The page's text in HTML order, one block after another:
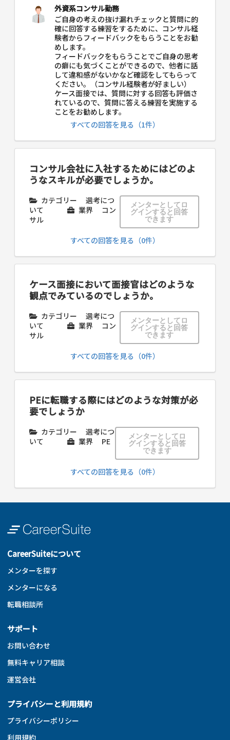
外資系コンサル勤務
ご自身の考えの抜け漏れチェックと質問に的
確に回答する練習をするために、コンサル経
験者からフィードバックをもらうことをお勧
めします。
フィードバックをもらうことでご自身の思考
の癖にも気づくことができるので、他者に話
して違和感がないかなど確認をしてもらって
ください。（コンサル経験者が好ましい）
ケース面接では、質問に対する回答も評価さ
れているので、質問に答える練習を実施する
ことをお勧めします。
すべての回答を見る（1件）
コンサル会社に入社するためにはどのよ
うなスキルが必要でしょうか。
カテゴリー
選考につ
いて
業界
コン
サル
メンターとしてロ
グインすると回答
できます
すべての回答を見る（0件）
ケース面接において面接官はどのような
観点でみているのでしょうか。
カテゴリー
選考につ
いて
業界
コン
サル
メンターとしてロ
グインすると回答
できます
すべての回答を見る（0件）
PEに転職する際にはどのような対策が必
要でしょうか
カテゴリー
選考につ
いて
業界 PE
メンターとしてロ
グインすると回答
できます
すべての回答を見る（0件）
CareerSuiteについて
メンターを探す
メンターになる
転職相談所
サポート
お問い合わせ
無料キャリア相談
運営会社
プライバシーと利用規約
プライバシーポリシー
利用規約